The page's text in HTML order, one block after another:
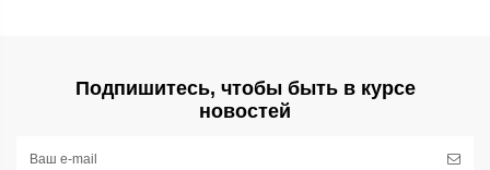
Подарочный сертификат Aphrodite® 4
Подпишитесь, чтобы быть в курсе
новостей